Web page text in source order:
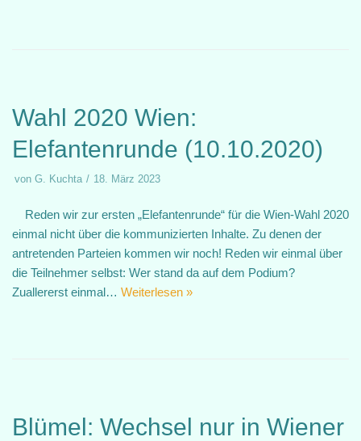
Wahl 2020 Wien:
Elefantenrunde (10.10.2020)
von G. Kuchta 18. März 2023
Reden wir zur ersten „Elefantenrunde“ für die Wien-Wahl 2020
einmal nicht über die kommunizierten Inhalte. Zu denen der
antretenden Parteien kommen wir noch! Reden wir einmal über
die Teilnehmer selbst: Wer stand da auf dem Podium?
Zuallererst einmal… Weiterlesen »
Blümel: Wechsel nur in Wiener